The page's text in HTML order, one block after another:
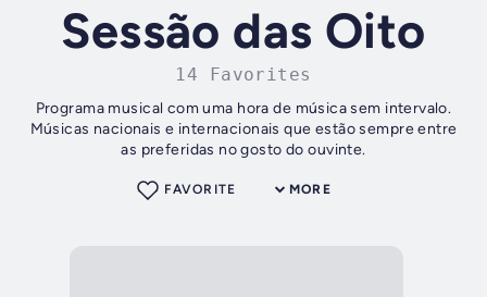
Sessão das Oito
14 Favorites
Programa musical com uma hora de música sem intervalo.
Músicas nacionais e internacionais que estão sempre entre
as preferidas no gosto do ouvinte.
MORE
FAVORITE